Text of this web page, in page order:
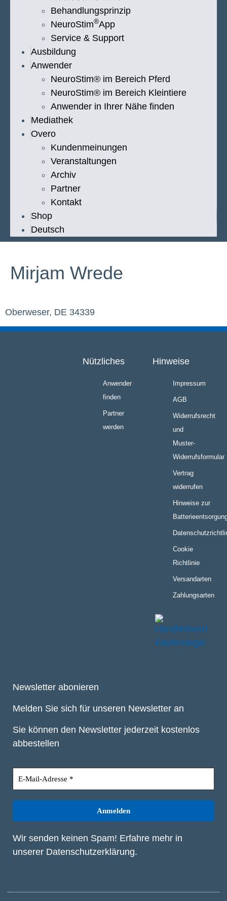
Behandlungsprinzip
NeuroStim®App
Service & Support
Ausbildung
Anwender
NeuroStim® im Bereich Pferd
NeuroStim® im Bereich Kleintiere
Anwender in Ihrer Nähe finden
Mediathek
Overo
Kundenmeinungen
Veranstaltungen
Archiv
Partner
Kontakt
Shop
Deutsch
Mirjam Wrede
Oberweser, DE 34339
Nützliches
Anwender
finden
Partner
werden
Hinweise
Impressum
AGB
Widerrufsrecht
und
Muster-
Widerrufsformular
Vertrag
widerrufen
Hinweise zur
Cookie
Richtlinie
Versandarten
Zahlungsarten
Newsletter abonieren
Melden Sie sich für unseren Newsletter an
Sie können den Newsletter jederzeit kostenlos
abbestellen
Wir senden keinen Spam! Erfahre mehr in
unserer Datenschutzerklärung.